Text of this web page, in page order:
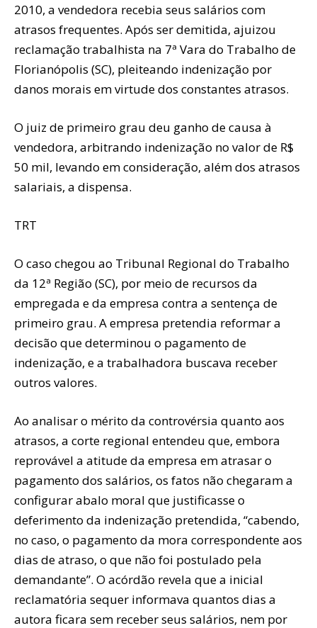
2010, a vendedora recebia seus salários com
atrasos frequentes. Após ser demitida, ajuizou
reclamação trabalhista na 7ª Vara do Trabalho de
Florianópolis (SC), pleiteando indenização por
danos morais em virtude dos constantes atrasos.
O juiz de primeiro grau deu ganho de causa à
vendedora, arbitrando indenização no valor de R$
50 mil, levando em consideração, além dos atrasos
salariais, a dispensa.
TRT
O caso chegou ao Tribunal Regional do Trabalho
da 12ª Região (SC), por meio de recursos da
empregada e da empresa contra a sentença de
primeiro grau. A empresa pretendia reformar a
decisão que determinou o pagamento de
indenização, e a trabalhadora buscava receber
outros valores.
Ao analisar o mérito da controvérsia quanto aos
atrasos, a corte regional entendeu que, embora
reprovável a atitude da empresa em atrasar o
pagamento dos salários, os fatos não chegaram a
configurar abalo moral que justificasse o
deferimento da indenização pretendida, “cabendo,
no caso, o pagamento da mora correspondente aos
dias de atraso, o que não foi postulado pela
demandante”. O acórdão revela que a inicial
reclamatória sequer informava quantos dias a
autora ficara sem receber seus salários, nem por